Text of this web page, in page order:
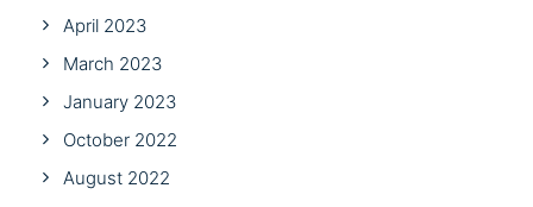
April 2023
March 2023
January 2023
October 2022
August 2022